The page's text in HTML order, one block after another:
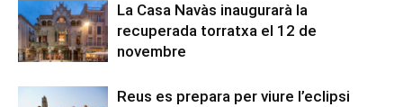
La Casa Navàs inaugurarà la
recuperada torratxa el 12 de
novembre
Reus es prepara per viure l’eclipsi